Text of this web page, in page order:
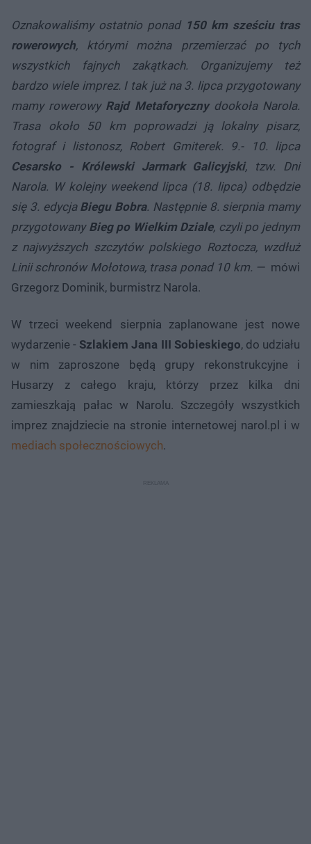
Oznakowaliśmy ostatnio ponad 150 km sześciu tras
rowerowych, którymi można przemierzać po tych
wszystkich fajnych zakątkach. Organizujemy też
bardzo wiele imprez. I tak już na 3. lipca przygotowany
mamy rowerowy Rajd Metaforycznydookoła Narola.
Trasa około 50 km poprowadzi ją lokalny pisarz,
fotograf i listonosz, Robert Gmiterek. 9.- 10. lipca
Cesarsko - Królewski Jarmark Galicyjski, tzw. Dni
Narola. W kolejny weekend lipca (18. lipca) odbędzie
się 3. edycja Biegu Bobra. Następnie 8. sierpnia mamy
przygotowany Bieg po Wielkim Dziale, czyli po jednym
z najwyższych szczytów polskiego Roztocza, wzdłuż
Linii schronów Mołotowa, trasa ponad 10 km. — mówi
Grzegorz Dominik, burmistrz Narola.
W trzeci weekend sierpnia zaplanowane jest nowe
wydarzenie - Szlakiem Jana III Sobieskiego, do udziału
w nim zaproszone będą grupy rekonstrukcyjne i
Husarzy z całego kraju, którzy przez kilka dni
zamieszkają pałac w Narolu. Szczegóły wszystkich
imprez znajdziecie na stronie internetowej narol.pl i w
mediach społecznościowych.